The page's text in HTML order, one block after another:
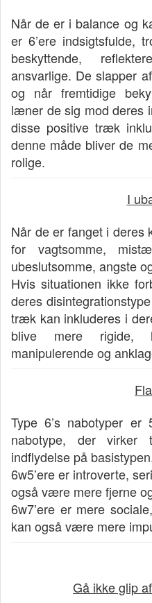
Når de er i balance og
er 6’ere indsigtsfulde,
beskyttende,
ansvarlige. De slapper
og når fremtidige
læner de sig mod deres
disse positive træk
denne måde bliver de
rolige.
I
Når de er fanget i deres
for vagtsomme,
ubeslutsomme, angste
Hvis situationen ikke
deres
træk kan inkluderes i
blive mere rigide,
manipulerende og
Type 6’s nabotyper
nabotype, der
indflydelse på
6w5’ere er introverte,
også være mere fjerne
6w7’ere er mere
kan også være mere
Gå ikke glip